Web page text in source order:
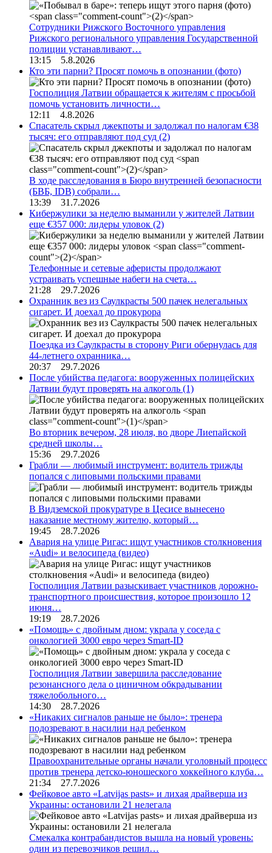
Сотрудники Рижского Восточного управления
Рижского регионального управления Государственной
полиции устанавливают…
13:15 5.8.2026
Кто эти парни? Просят помочь в опознании (фото)
Госполиция Латвии обращается к жителям с просьбой
помочь установить личности…
12:11 4.8.2026
Спасатель скрыл джекпоты и задолжал по налогам €38
тысяч: его отправляют под суд (2)
В ходе расследования в Бюро внутренней безопасности
(БВБ, IDB) собрали…
13:39 31.7.2026
Кибержулики за неделю выманили у жителей Латвии
еще €357 000: лидеры уловок (2)
Телефонные и сетевые аферисты продолжают
устраивать успешные набеги на счета…
21:28 29.7.2026
Охранник вез из Саулкрасты 500 пачек нелегальных
сигарет. И доехал до прокурора
Поездка из Саулкрасты в сторону Риги обернулась для
44-летнего охранника…
20:37 29.7.2026
После убийства педагога: вооруженных полицейских
Латвии будут проверять на алкоголь (1)
Во вторник вечером, 28 июля, во дворе Лиепайской
средней школы…
15:36 29.7.2026
Грабли — любимый инструмент: водитель трижды
попался с липовыми польскими правами
В Видземской прокуратуре в Цесисе вынесено
наказание местному жителю, который…
19:45 28.7.2026
Авария на улице Ригас: ищут участников столкновения
«Audi» и велосипеда (видео)
Госполиция Латвии разыскивает участников дорожно-
транспортного происшествия, которое произошло 12
июня…
19:19 28.7.2026
«Помощь» с двойным дном: украла у соседа с
онкологией 3000 евро через Smart-ID
Госполиция Латвии завершила расследование
резонансного дела о циничном обкрадывании
тяжелобольного…
14:30 28.7.2026
«Никаких сигналов раньше не было»: тренера
подозревают в насилии над ребенком
Правоохранительные органы начали уголовный процесс
против тренера детско-юношеского хоккейного клуба…
21:34 27.7.2026
Фейковое авто «Latvijas pasts» и лихая драйверша из
Украины: остановили 21 нелегала
Смекалка контрабандистов вышла на новый уровень:
один из перевозчиков решил…